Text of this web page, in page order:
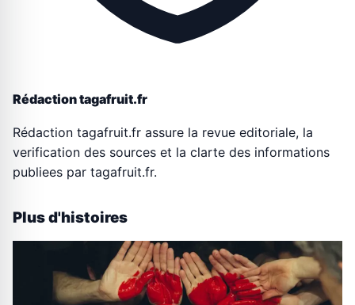
Rédaction tagafruit.fr
Rédaction tagafruit.fr assure la revue editoriale, la
verification des sources et la clarte des informations
publiees par tagafruit.fr.
Plus d'histoires